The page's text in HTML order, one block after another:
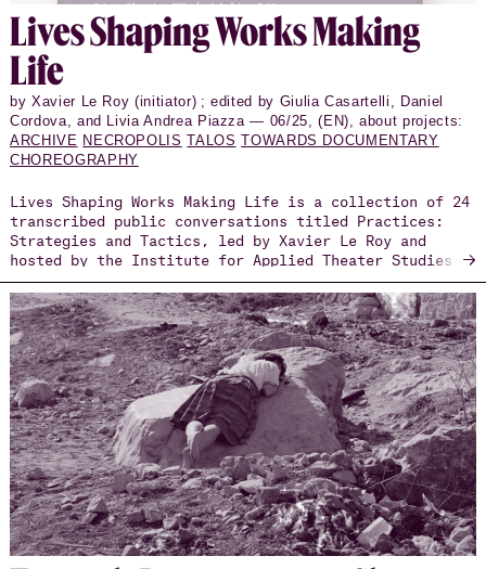
Lives Shap­ing Works Making
Life
by Xavier Le Roy (initiator) ; edited by Giulia Casartelli, Daniel
Cordova, and Livia Andrea Piazza — 06/25, (EN), about projects:
ARCHIVE NECROPOLIS TALOS TOWARDS DOCUMENTARY
CHOREOGRAPHY
Lives Shaping Works Making Life is a collection of 24
transcribed public conversations titled Practices:
Strategies and Tactics, led by Xavier Le Roy and
hosted by the Institute for Applied Theater Studies
in Giessen between November 2022 and November 2024.
These dialogues bring together artists, cultural
workers, and curators, creating a space where Xavier
Le Roy engages in conversation with each guest.
Each encounter follows the same set of 14
questions—printed on the book’s cover—which serve as
a flexible framework guiding the conversations.
Through the careful editing of Giulia Casartelli,
Daniel Cordova, and Livia Andrea Piazza, these
conversations have been transformed into vivid,
polyphonic texts that invite further reflection and
offer a point of departure for expanding the dialogue
beyond the original live encounters.
→